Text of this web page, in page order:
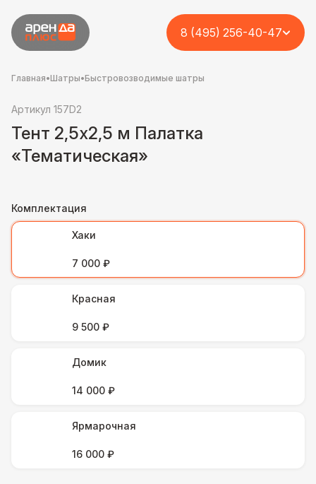
8 (495) 256-40-47
Главная•Шатры•Быстровозводимые шатры
Артикул 157D2
Тент 2,5x2,5 м Палатка
«Тематическая»
Комплектация
Хаки
7 000 ₽
Красная
9 500 ₽
Домик
14 000 ₽
Ярмарочная
16 000 ₽